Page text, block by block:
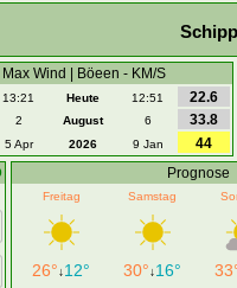
Max Wind | Böeen - KM/S
13:21 Heute 12:51
22.6
2 August 6
33.8
5 Apr 2026 9 Jan 44
Prognose
Freitag
Samstag
26°↓12° 30°↓16°